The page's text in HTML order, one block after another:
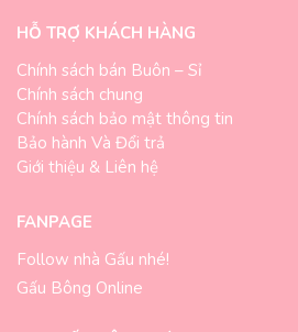
HỖ TRỢ KHÁCH HÀNG
Chính sách bán Buôn – Sỉ
Chính sách chung
Chính sách bảo mật thông tin
Bảo hành Và Đổi trả
Giới thiệu & Liên hệ
FANPAGE
Follow nhà Gấu nhé!
Gấu Bông Online